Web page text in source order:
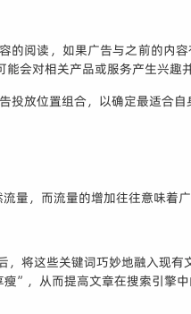
阅读，如果广告与之前的内
会对相关产品或服务产生兴趣
放位置组合，以确定最适合自
量，而流量的增加往往意味着
将这些关键词巧妙地融入现
，从而提高文章在搜索引擎